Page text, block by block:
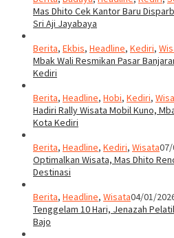
Mas Dhito Cek Kantor Baru
Sri Aji Jayabaya
Berita, Ekbis, Headline, Kediri,
Mbak Wali Resmikan Pasar
Kediri
Berita, Headline, Hobi, Kediri,
Hadiri Rally Wisata Mobil Kuno,
Kota Kediri
Berita, Headline, Kediri, Wisata
Optimalkan Wisata, Mas Dhito
Destinasi
Berita, Headline, Wisata04/01/
Tenggelam 10 Hari, Jenazah
Bajo